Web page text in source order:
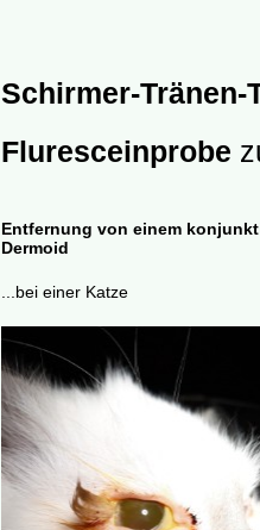
Schirmer-Tränen-
Fluresceinprobe
Entfernung von einem
Dermoid
...bei einer Katze